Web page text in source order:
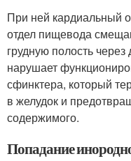
При ней кардиальный
отдел пищевода
грудную полость
нарушает
сфинктера, который
в желудок и
содержимого.
Попадание